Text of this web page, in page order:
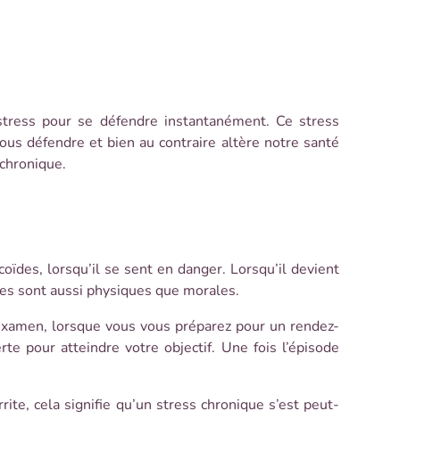
pour se défendre instantanément. Ce stress
défendre et bien au contraire altère notre santé
lorsqu’il se sent en danger. Lorsqu’il devient
sont aussi physiques que morales.
lorsque vous vous préparez pour un rendez-
pour atteindre votre objectif. Une fois l’épisode
cela signifie qu’un stress chronique s’est peut-